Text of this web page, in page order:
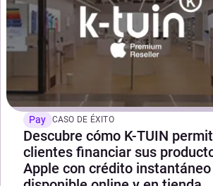
Pay CASO DE ÉXITO
Descubre cómo K-TUIN
clientes financiar sus
Apple con crédito instantáneo